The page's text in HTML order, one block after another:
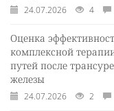
24.07.2026 4
Оценка
комплексной
путей после
железы
24.07.2026 2